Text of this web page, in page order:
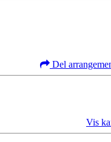
Del
Vis